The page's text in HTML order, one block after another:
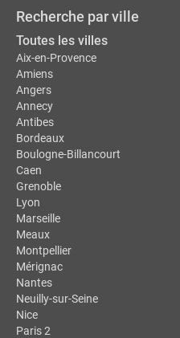
Recherche par ville
Toutes les villes
Aix-en-Provence
Amiens
Angers
Annecy
Antibes
Bordeaux
Boulogne-Billancourt
Caen
Grenoble
Lyon
Marseille
Meaux
Montpellier
Mérignac
Nantes
Neuilly-sur-Seine
Nice
Paris 2